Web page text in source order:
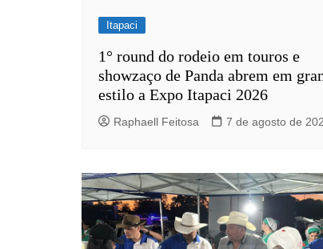
Itapaci
1° round do rodeio em touros e
showzaço de Panda abrem em
estilo a Expo Itapaci 2026
Raphaell Feitosa 7 de agosto de